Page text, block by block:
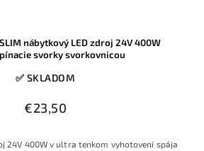
nábytkový LED zdroj 24V 400W
svorky svorkovnicou
✅ SKLADOM
€23,50
24V 400W v ultra tenkom vyhotovení spája